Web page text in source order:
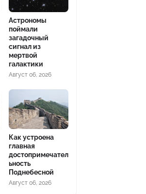
Астрономы
поймали
загадочный
сигнал из
мертвой
галактики
Август 06, 2026
Как устроена
главная
достопримечател
ьность
Поднебесной
Август 06, 2026